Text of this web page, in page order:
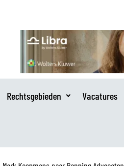
Rechtsgebieden Vacatures